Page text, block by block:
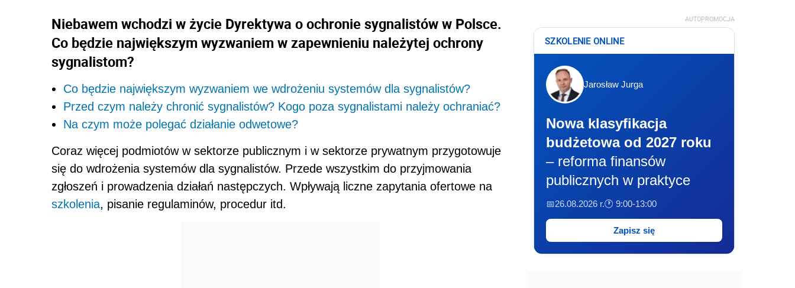
Niebawem wchodzi w życie Dyrektywa o ochronie sygnalistów w Polsce.
Co będzie największym wyzwaniem w zapewnieniu należytej ochrony
sygnalistom?
Co będzie największym wyzwaniem we wdrożeniu systemów dla sygnalistów?
Przed czym należy chronić sygnalistów? Kogo poza sygnalistami należy ochraniać?
Na czym może polegać działanie odwetowe?
Coraz więcej podmiotów w sektorze publicznym i w sektorze prywatnym przygotowuje
się do wdrożenia systemów dla sygnalistów. Przede wszystkim do przyjmowania
zgłoszeń i prowadzenia działań następczych. Wpływają liczne zapytania ofertowe na
szkolenia, pisanie regulaminów, procedur itd.
AUTOPROMOCJA
SZKOLENIE ONLINE
Jarosław Jurga
Nowa klasyfikacja
budżetowa od 2027 roku
– reforma finansów
publicznych w praktyce
📅26.08.2026 r.🕐 9:00-13:00
Zapisz się